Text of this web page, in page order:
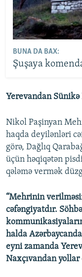
BUNA DA BAX:
Şuşaya
Yerevandan Sünikə
Nikol Paşinyan
haqda deyilənləri
görə, Dağlıq
üçün həqiqətən
qələmə vermək
“Mehrinin
cəfəngiyatdır.
halda
eyni zamanda
Naxçıvandan yollar